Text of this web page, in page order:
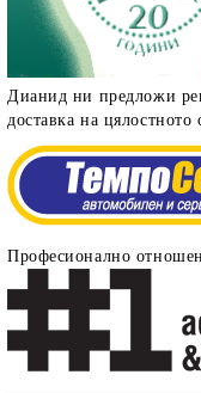
Дианид ни предложи
доставка на цялостното
Професионално